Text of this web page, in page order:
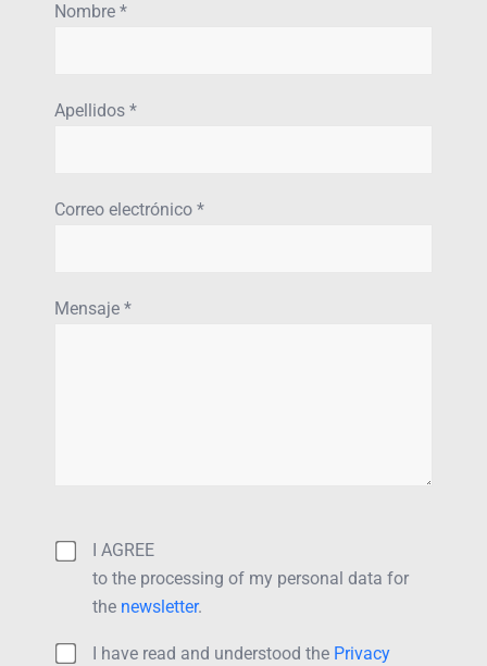
Nombre *
Apellidos *
Correo electrónico *
Mensaje *
I AGREE
to the processing of my personal data for
the newsletter.
I have read and understood the Privacy